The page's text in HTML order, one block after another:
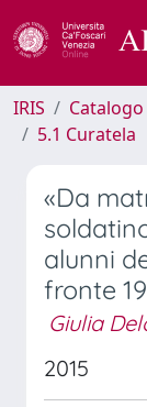
IRIS
5.1 Curatela
«Da
alunni
fronte
Giulia
2015